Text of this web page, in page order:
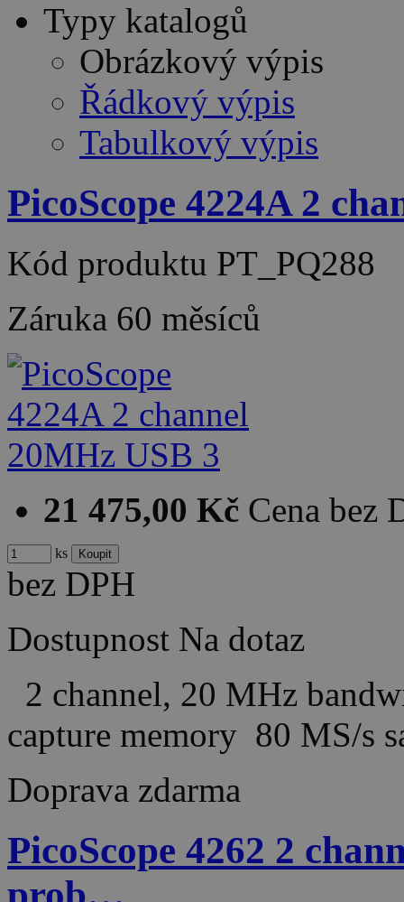
Typy katalogů
Obrázkový výpis
Řádkový výpis
Tabulkový výpis
PicoScope 4224A 2
Kód produktu PT_PQ288
Záruka 60 měsíců
21 475,00 Kč Cena bez
ks
bez DPH
Dostupnost Na dotaz
2 channel, 20 MHz
capture memory 80 MS/s
Doprava zdarma
PicoScope 4262 2